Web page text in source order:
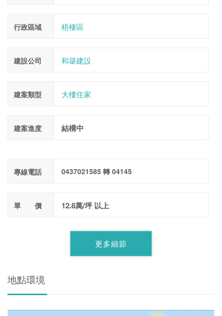
行政區域 梧棲區
建設公司 和築建設
建案類型 大樓住家
建案進度 結構中
專線電話 0437021585 轉 04145
單 價 12.8萬/坪 以上
更多細節
地點環境